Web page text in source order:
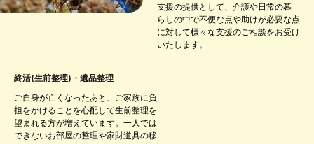
支援の提供として、介護や日常の暮
らしの中で不便な点や助けが必要な点
に対して様々な支援のご相談をお受け
いたします。
終活(生前整理)・遺品整理
ご自身が亡くなったあと、ご家族に負
担をかけることを心配して生前整理を
望まれる方が増えています。一人では
できないお部屋の整理や家財道具の移